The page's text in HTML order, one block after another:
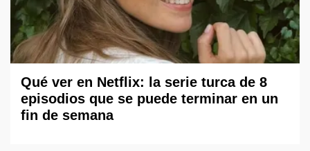
Qué ver en Netflix: la serie turca de 8
episodios que se puede terminar en un
fin de semana